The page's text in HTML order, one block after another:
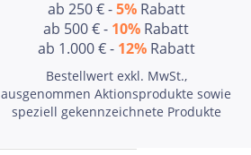
Preis
ab 250 € -5%Rabatt
ab 500 € - 10% Rabatt
ab 1.000 € - 12%Rabatt
Bestellwert exkl. MwSt.,
ausgenommen Aktionsprodukte sowie
speziell gekennzeichnete Produkte